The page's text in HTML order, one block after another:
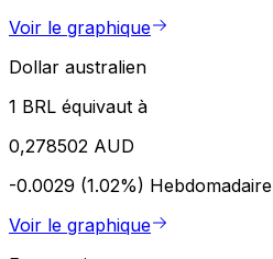
Voir le graphique
Dollar australien
1 BRL équivaut à
0,278502 AUD
-0.0029 (1.02%) Hebdomadaire
Voir le graphique